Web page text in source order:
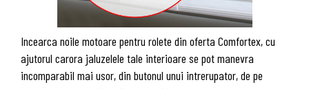
Incearca noile motoare pentru rolete din oferta Comfortex, cu
ajutorul carora jaluzelele tale interioare se pot manevra
incomparabil mai usor, din butonul unui intrerupator, de pe